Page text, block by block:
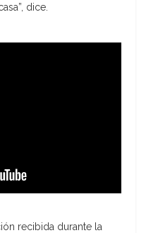
dice.
recibida durante la